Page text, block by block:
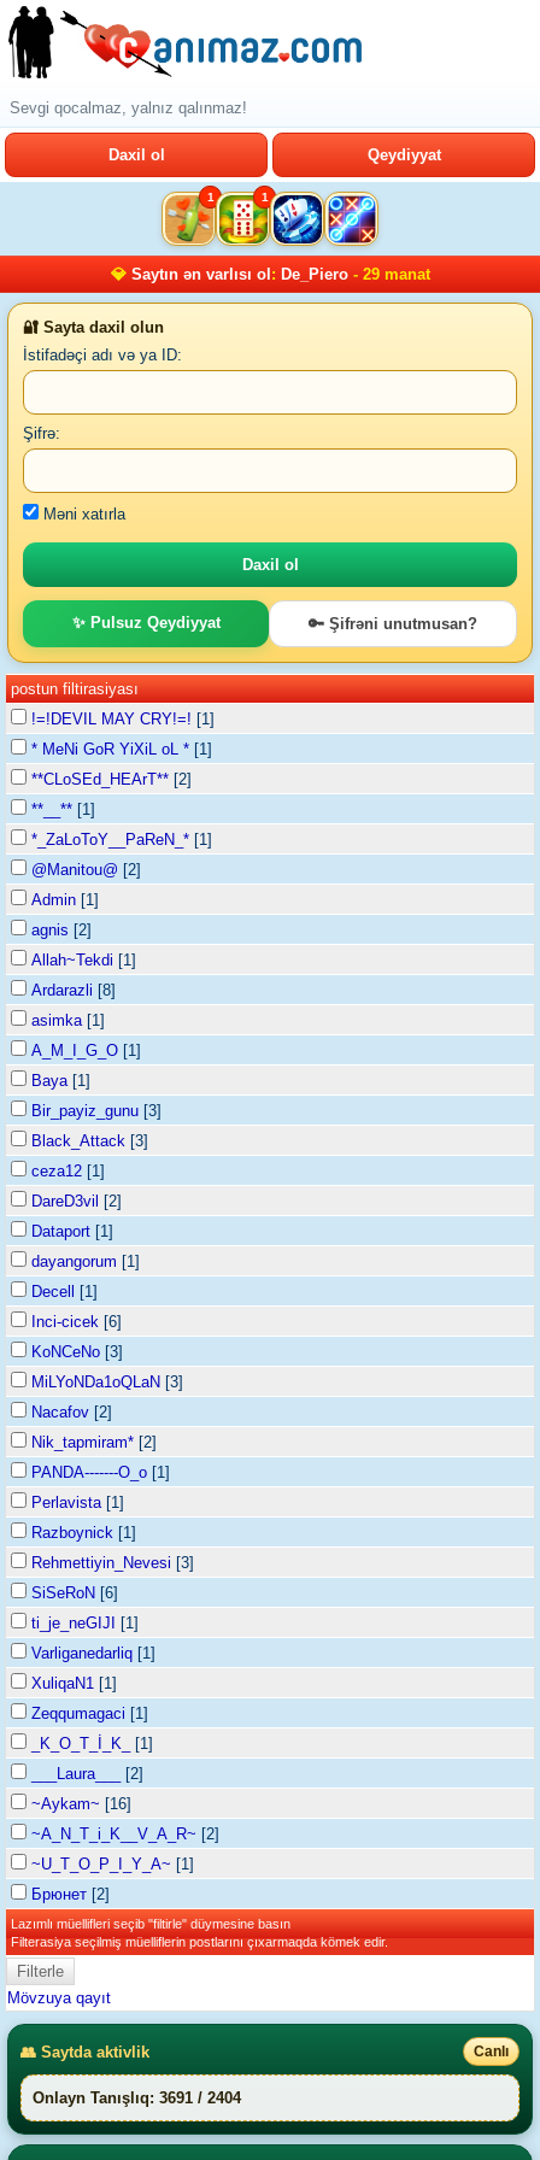
Sevgi qocalmaz, yalnız qalınmaz!
Daxil ol Qeydiyyat
1 1
💎 Saytın ən varlısı ol : De_Piero- 29 manat
🔐 Sayta daxil olun
İstifadəçi adı və ya ID:
Şifrə:
Məni xatırla
✨ Pulsuz Qeydiyyat 🔑 Şifrəni unutmusan?
postun filtirasiyası
!=!DEVIL MAY CRY!=! [1]
* MeNi GoR YiXiL oL * [1]
**CLoSEd_HEArT** [2]
**__** [1]
*_ZaLoToY__PaReN_* [1]
@Manitou@ [2]
Admin [1]
agnis [2]
Allah~Tekdi [1]
Ardarazli [8]
asimka[1]
A_M_I_G_O [1]
Baya[1]
Bir_payiz_gunu [3]
Black_Attack [3]
ceza12 [1]
DareD3vil
[2]
Dataport [1]
dayangorum [1]
Decell
[1]
Inci-cicek [6]
KoNCeNo [3]
MiLYoNDa1oQLaN [3]
Nacafov [2]
Nik_tapmiram* [2]
PANDA-------O_o [1]
Perlavista[1]
Razboynick [1]
Rehmettiyin_Nevesi [3]
SiSeRoN [6]
ti_je_neGIJI
[1]
Varliganedarliq [1]
XuliqaN1 [1]
Zeqqumagaci [1]
_K_O_T_İ_K_
[1]
___Laura___
[2]
~Aykam~ [16]
~A_N_T_i_K__V_A_R~ [2]
~U_T_O_P_I_Y_A~ [1]
Брюнет [2]
Lazımlı müellifleri seçib "filtirle" düymesine basın
Filterasiya seçilmiş müelliflerin postlarını çıxarmaqda kömek edir.
Mövzuya qayıt
👥 Saytda aktivlik Canlı
Onlayn Tanışlıq: 3691 / 2404